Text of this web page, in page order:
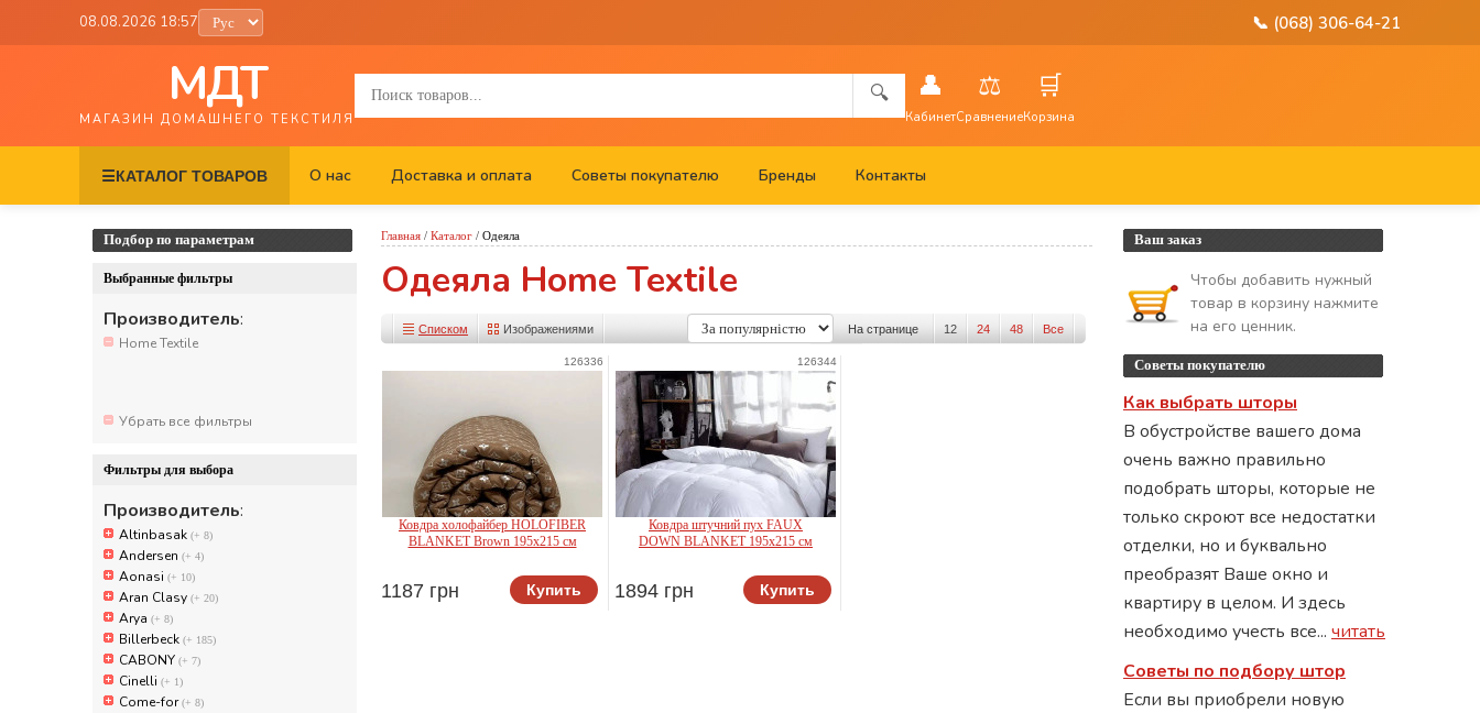
08.08.2026 18:57 📞 (068) 306-64-21
МДТ
МАГАЗИН ДОМАШНЕГО ТЕКСТИЛЯ
🔍 👤
Кабинет
⚖️
Сравнение
🛒
Корзина
☰КАТАЛОГ ТОВАРОВ О нас Доставка и оплата Советы покупателю Бренды Контакты
Подбор по параметрам
Выбранные фильтры
Производитель:
Home Textile
Убрать все фильтры
Фильтры для выбора
Производитель:
Altinbasak (+ 8)
Andersen (+ 4)
Aonasi (+ 10)
Aran Clasy (+ 20)
Arya (+ 8)
Billerbeck (+ 185)
CABONY (+ 7)
Cinelli (+ 1)
Come-for(+ 8)
Главная / Каталог / Одеяла
Одеяла Home Textile
На странице 12 24 48 Все
Списком Изображениями
126336
Ковдра холофайбер HOLOFIBER
BLANKET Brown 195x215 см
1187 грн Купить
126344
Ковдра штучний пух FAUX
DOWN BLANKET 195x215 см
1894 грн Купить
Ваш заказ
Чтобы добавить нужный
товар в корзину нажмите
на его ценник.
Советы покупателю
Как выбрать шторы
В обустройстве вашего дома
очень важно правильно
подобрать шторы, которые не
только скроют все недостатки
отделки, но и буквально
преобразят Ваше окно и
квартиру в целом. И здесь
необходимо учесть все... читать
Советы по подбору штор
Если вы приобрели новую